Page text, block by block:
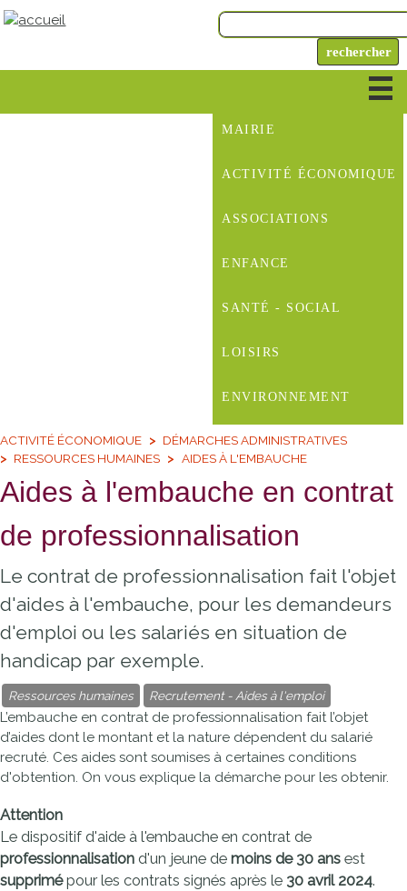
MAIRIE
ACTIVITÉ ÉCONOMIQUE
ASSOCIATIONS
ENFANCE
SANTÉ - SOCIAL
LOISIRS
ENVIRONNEMENT
ACTIVITÉ ÉCONOMIQUE
DÉMARCHES ADMINISTRATIVES
RESSOURCES HUMAINES
AIDES À L'EMBAUCHE
Aides à l'embauche en contrat
de professionnalisation
Le contrat de professionnalisation fait l'objet
d'aides à l'embauche, pour les demandeurs
d'emploi ou les salariés en situation de
handicap par exemple.
Ressources humaines Recrutement - Aides à l'emploi
L’embauche en contrat de professionnalisation fait l’objet
d’aides dont le montant et la nature dépendent du salarié
recruté. Ces aides sont soumises à certaines conditions
d'obtention. On vous explique la démarche pour les obtenir.
Attention
Le dispositif d'aide à l'embauche en contrat de
professionnalisation d'un jeune de moins de 30 ans est
supprimépour les contrats signés après le 30 avril 2024.